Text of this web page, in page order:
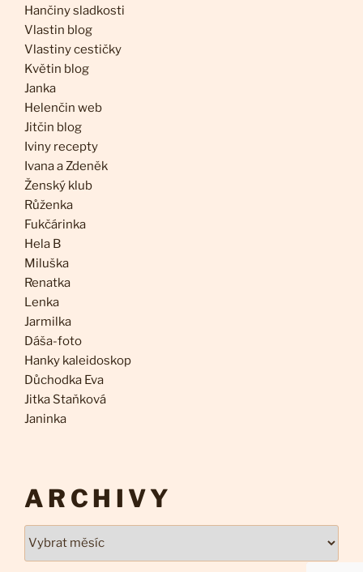
Hančiny sladkosti
Vlastin blog
Vlastiny cestičky
Květin blog
Janka
Helenčin web
Jitčin blog
Iviny recepty
Ivana a Zdeněk
Ženský klub
Růženka
Fukčárinka
Hela B
Miluška
Renatka
Lenka
Jarmilka
Dáša-foto
Hanky kaleidoskop
Důchodka Eva
Jitka Staňková
Janinka
ARCHIVY